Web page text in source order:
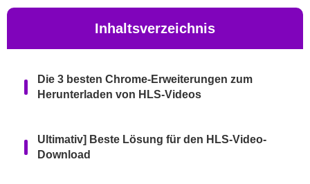
Inhaltsverzeichnis
Die 3 besten Chrome-Erweiterungen zum
Herunterladen von HLS-Videos
Ultimativ] Beste Lösung für den HLS-Video-
Download